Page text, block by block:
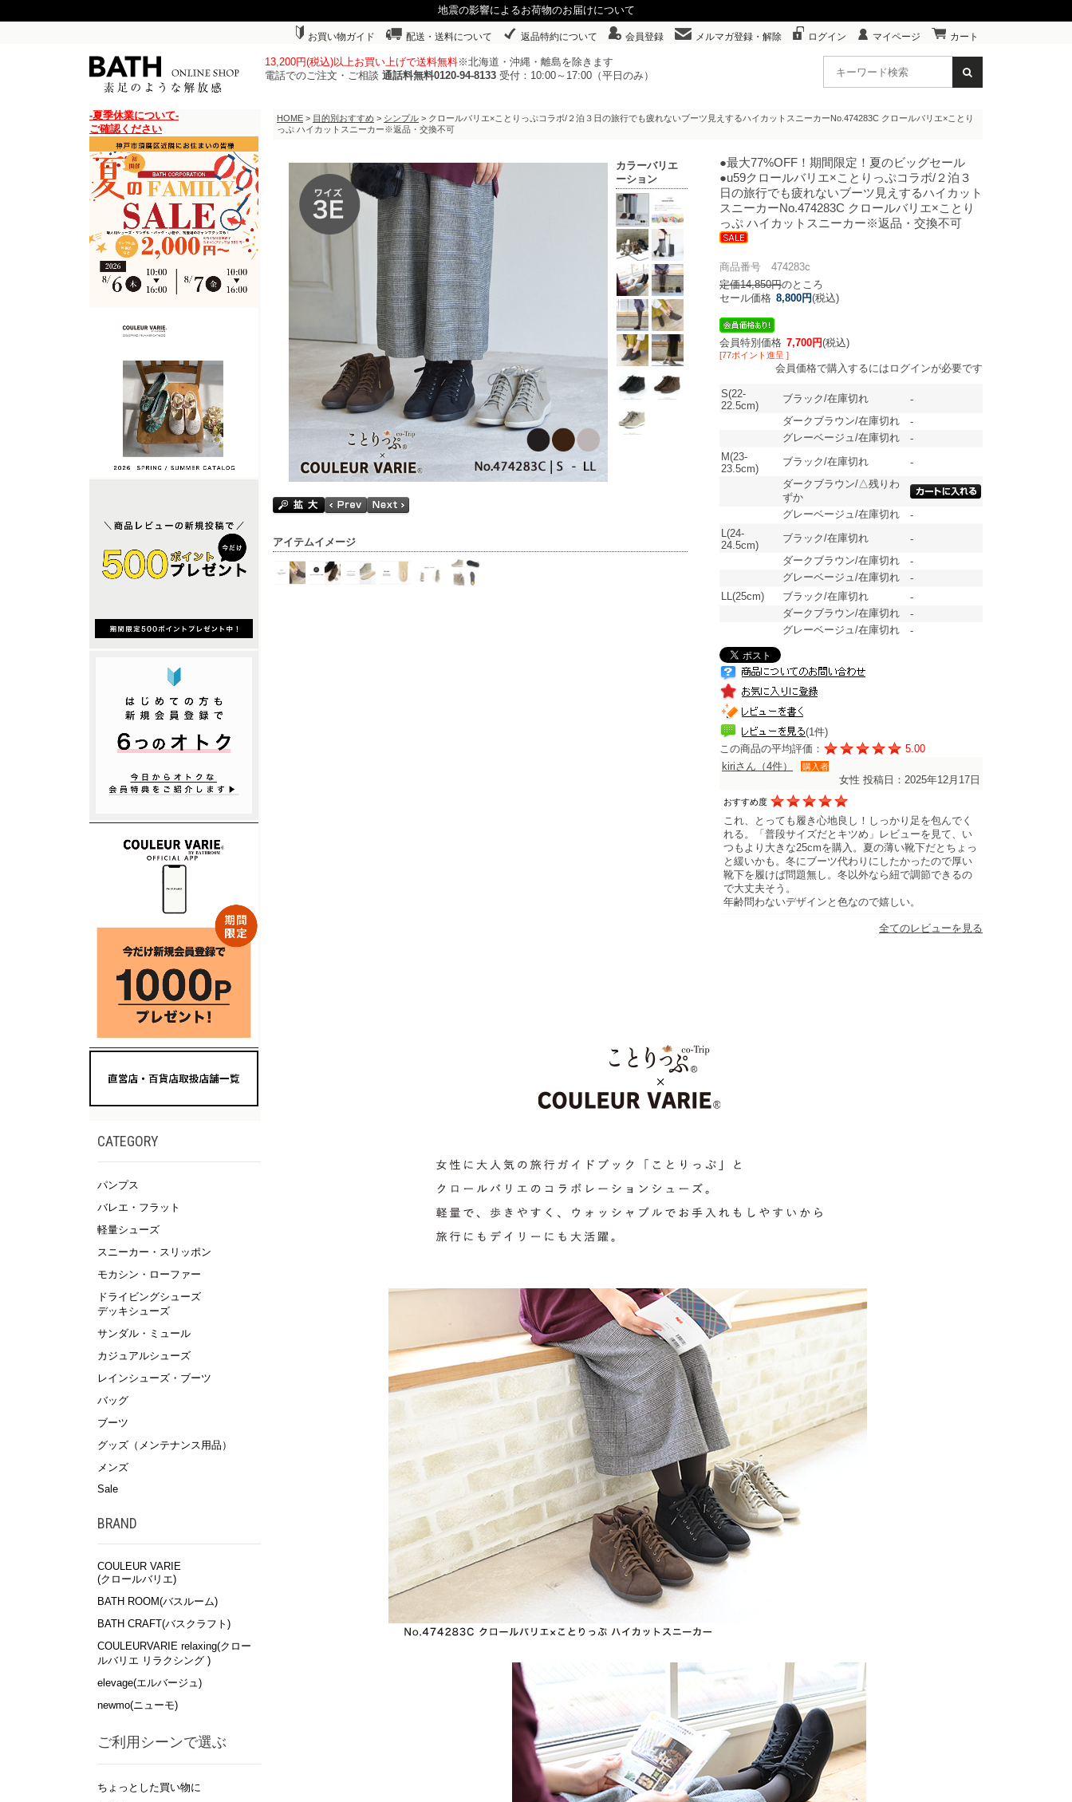
地震の影響によるお荷物のお届けについて
お買い物ガイド 配送・送料について 返品特約について 会員登録 メルマガ登録・解除 ログイン マイページ カート
13,200円(税込)以上お買い上げで送料無料※北海道・沖縄・離島を除きます
電話でのご注文・ご相談 通話料無料0120-94-8133 受付：10:00～17:00（平日のみ）
-夏季休業について-
ご確認ください
CATEGORY
パンプス
バレエ・フラット
軽量シューズ
スニーカー・スリッポン
モカシン・ローファー
ドライビングシューズ
デッキシューズ
サンダル・ミュール
カジュアルシューズ
レインシューズ・ブーツ
バッグ
ブーツ
グッズ（メンテナンス用品）
メンズ
Sale
BRAND
COULEUR VARIE
(クロールバリエ)
BATH ROOM(バスルーム)
BATH CRAFT(バスクラフト)
COULEURVARIE relaxing(クロー
ルバリエ リラクシング )
elevage(エルバージュ)
newmo(ニューモ)
ご利用シーンで選ぶ
ちょっとした買い物に
HOME > 目的別おすすめ > シンプル > クロールバリエ×ことりっぷコラボ/２泊３日の旅行でも疲れないブーツ見えするハイカットスニーカーNo.474283C クロールバリエ×ことり
っぷ ハイカットスニーカー※返品・交換不可
●最大77%OFF！期間限定！夏のビッグセール
●u59クロールバリエ×ことりっぷコラボ/２泊３
日の旅行でも疲れないブーツ見えするハイカット
スニーカーNo.474283C クロールバリエ×ことり
っぷ ハイカットスニーカー※返品・交換不可
商品番号 474283c
定価14,850円のところ
セール価格 8,800円(税込)
会員特別価格 7,700円(税込)
[77ポイント進呈 ]
会員価格で購入するにはログインが必要です
S(22-
22.5cm)
ブラック/在庫切れ
-
ダークブラウン/在庫切れ
-
グレーベージュ/在庫切れ
-
M(23-
23.5cm)
ブラック/在庫切れ
-
ダークブラウン/△残りわ
ずか
グレーベージュ/在庫切れ
-
L(24-
24.5cm)
ブラック/在庫切れ
-
ダークブラウン/在庫切れ
-
グレーベージュ/在庫切れ
-
LL(25cm)
ブラック/在庫切れ
-
ダークブラウン/在庫切れ
-
グレーベージュ/在庫切れ
-
(1件)
この商品の平均評価：
5.00
kiriさん（4件）
購入者
女性 投稿日：2025年12月17日
おすすめ度
これ、とっても履き心地良し！しっかり足を包んでく
れる。「普段サイズだとキツめ」レビューを見て、い
つもより大きな25cmを購入。夏の薄い靴下だとちょっ
と緩いかも。冬にブーツ代わりにしたかったので厚い
靴下を履けば問題無し。冬以外なら紐で調節できるの
で大丈夫そう。
年齢問わないデザインと色なので嬉しい。
全てのレビューを見る
カラーバリエ
ーション
アイテムイメージ